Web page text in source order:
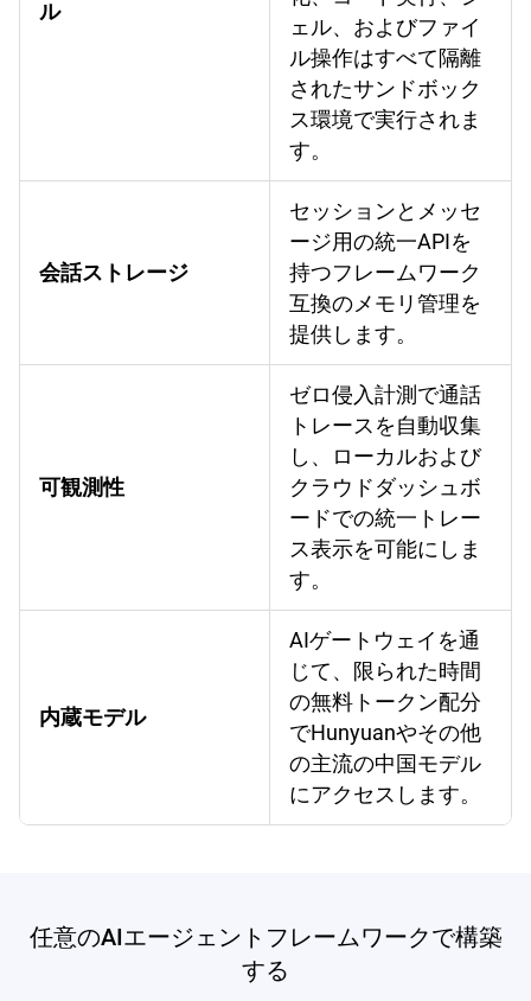
ル
ェル、およびファイ
ル操作はすべて隔離
されたサンドボック
ス環境で実行されま
す。
会話ストレージ
セッションとメッセ
ージ用の統一APIを
持つフレームワーク
互換のメモリ管理を
提供します。
可観測性
ゼロ侵入計測で通話
トレースを自動収集
し、ローカルおよび
クラウドダッシュボ
ードでの統一トレー
ス表示を可能にしま
す。
内蔵モデル
AIゲートウェイを通
じて、限られた時間
の無料トークン配分
でHunyuanやその他
の主流の中国モデル
にアクセスします。
任意のAIエージェントフレームワークで構築
する